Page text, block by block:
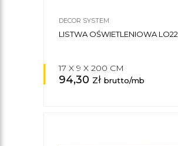
DECOR SYSTEM
LISTWA OŚWIETLENIOWA LO22
17 X 9 X 200 CM
94,30 zł brutto/mb